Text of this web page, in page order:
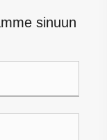
sinuun